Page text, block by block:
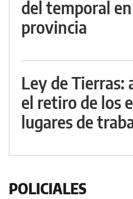
del temporal
provincia
Ley de Tierras:
el retiro de los
lugares de
POLICIALES